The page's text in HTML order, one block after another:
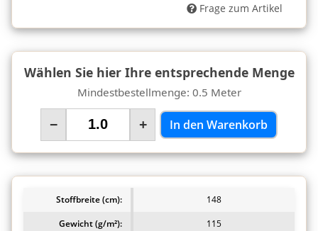
Frage zum Artikel
Wählen Sie hier Ihre entsprechende Menge
Mindestbestellmenge: 0.5 Meter
− + In den Warenkorb
Stoffbreite (cm):
148
Gewicht (g/m²):
115